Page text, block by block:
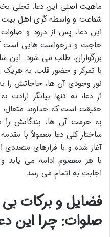
ماهیت اصلی این دعا، تجلی
شفاعت و واسطه گری اهل بیت
این دعا، پس از درود و
حاجت و درخواست هایی است
بزرگواران، طلب می شود. این
با تمرکز و حضور قلب، به
نور وجودی آن ها، حاجاتش را
از دعا، نه تنها بیانگر
حقیقت است که خداوند متعال،
به حرمت آن ها، بندگانش
ساختار کلی دعا معمولاً با
آغاز شده و با فرازهای
با هر معصوم ادامه می یابد
اجابت به اتمام می رسد.
فضایل و برکات
صلوات: چرا این